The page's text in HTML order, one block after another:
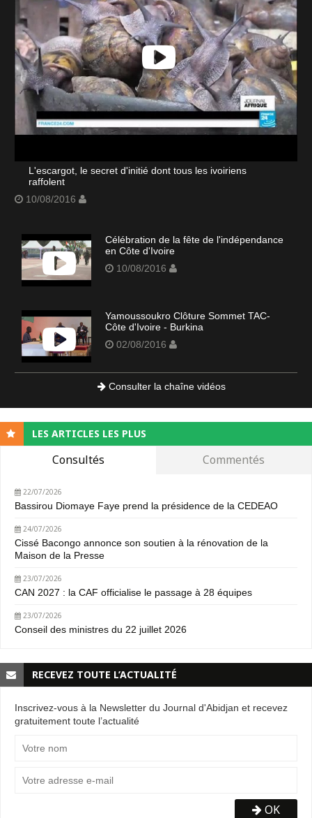
L'escargot, le secret d'initié dont tous les ivoiriens
raffolent
10/08/2016
Célébration de la fête de l'indépendance
en Côte d'Ivoire
10/08/2016
Yamoussoukro Clôture Sommet TAC-
Côte d'Ivoire - Burkina
02/08/2016
Consulter la chaîne vidéos
LES ARTICLES LES PLUS
Consultés Commentés
22/07/2026
Bassirou Diomaye Faye prend la présidence de la CEDEAO
24/07/2026
Cissé Bacongo annonce son soutien à la rénovation de la
Maison de la Presse
23/07/2026
CAN 2027 : la CAF officialise le passage à 28 équipes
23/07/2026
Conseil des ministres du 22 juillet 2026
RECEVEZ TOUTE L’ACTUALITÉ
Inscrivez-vous à la Newsletter du Journal d'Abidjan et recevez
gratuitement toute l’actualité
OK